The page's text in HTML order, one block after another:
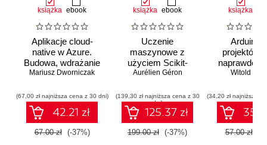
książka ebook
Aplikacje cloud-
native w Azure.
Budowa, wdrażanie
i bezpieczeństwo
Mariusz Dworniczak
(67,00 zł najniższa cena z 30 dni)
42.21 zł
67.00 zł (-37%)
książka ebook
Uczenie
maszynowe z
użyciem Scikit-
Learn i PyTorch.
narzędzia i techniki
umożliwiające
konstruowanie
inteligentnych
systemów
Aurélien Géron
(139,30 zł najniższa cena z 30
dni)
125.37 zł
199.00 zł (-37%)
książka
Arduino.
projektów,
naprawdę
Witold
(34,20 zł najniższa
57.00 zł